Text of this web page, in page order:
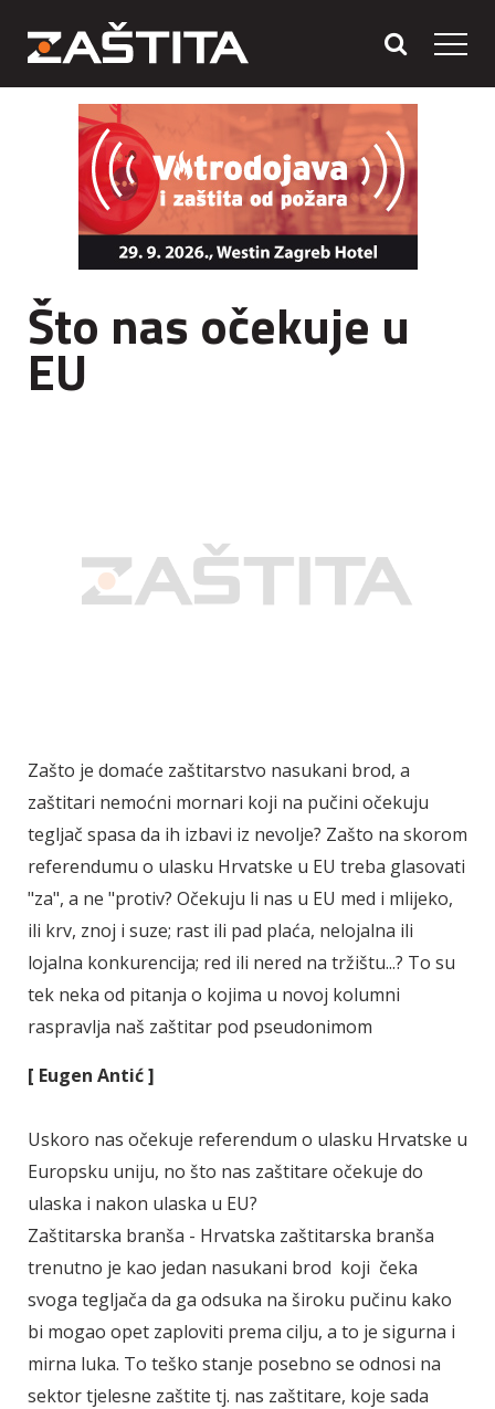
Što nas očekuje u
EU
Zašto je domaće zaštitarstvo nasukani brod, a
zaštitari nemoćni mornari koji na pučini očekuju
tegljač spasa da ih izbavi iz nevolje? Zašto na skorom
referendumu o ulasku Hrvatske u EU treba glasovati
"za", a ne "protiv? Očekuju li nas u EU med i mlijeko,
ili krv, znoj i suze; rast ili pad plaća, nelojalna ili
lojalna konkurencija; red ili nered na tržištu...? To su
tek neka od pitanja o kojima u novoj kolumni
raspravlja naš zaštitar pod pseudonimom
[ Eugen Antić ]
Uskoro nas očekuje referendum o ulasku Hrvatske u
Europsku uniju, no što nas zaštitare očekuje do
ulaska i nakon ulaska u EU?
Zaštitarska branša - Hrvatska zaštitarska branša
trenutno je kao jedan nasukani brod koji čeka
svoga tegljača da ga odsuka na široku pučinu kako
bi mogao opet zaploviti prema cilju, a to je sigurna i
mirna luka. To teško stanje posebno se odnosi na
sektor tjelesne zaštite tj. nas zaštitare, koje sada